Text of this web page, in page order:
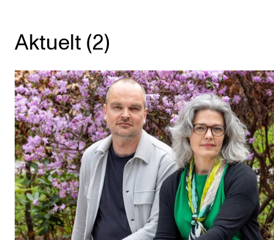
Gjennomføre konserter og arrangementer
Plakat, program og markedsføring
Offentlige konserter
Interne konserter og arrangementer
Låne utstyr
PRAKTISK
Canvas
IT og digitale tjenester
Aktuelt (2)